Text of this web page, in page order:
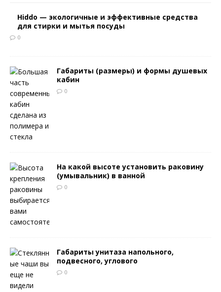
Hiddo — экологичные и эффективные средства
для стирки и мытья посуды
0
Габариты (размеры) и формы душевых
кабин
0
На какой высоте установить раковину
(умывальник) в ванной
0
Габариты унитаза напольного,
подвесного, углового
0